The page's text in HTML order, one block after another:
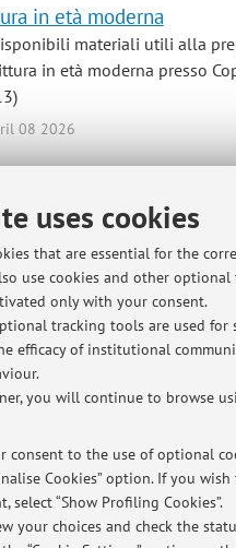
uses cookies
that are essential for the
use cookies and other optional
only with your consent.
tracking tools are used for
efficacy of institutional
you will continue to browse
consent to the use of optional
Cookies” option. If you wish
select “Show Profiling Cookies”.
your choices and check the
in età moderna
materiali utili alla
in età moderna presso
08 2026
in età moderna del 10/
10/03/2026 si svolgerà
in Bosco (piazzale di San
e via Giulio Cesare Pupilli
44°28′53.28″N
wiki/
1]). L'appuntamento ...
08 2026
2025
7 ottobre 2025, è sospesa
Il corso riprenderà
2025, alle ore 11 nell'aula 2